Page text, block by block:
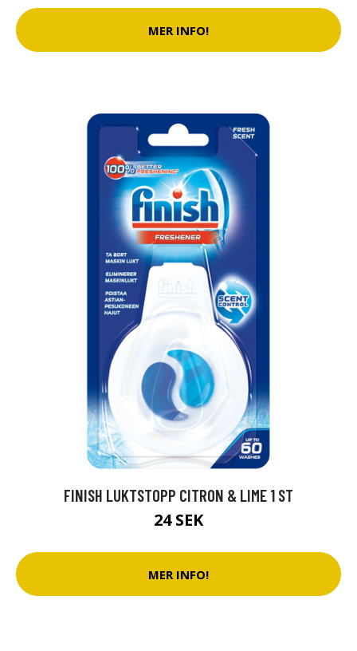
MER INFO!
FINISH LUKTSTOPP CITRON & LIME 1 ST
24 SEK
MER INFO!